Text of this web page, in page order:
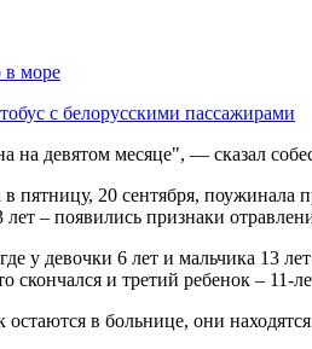
в море
с белорусскими пассажирами
девятом месяце", — сказал
пятницу, 20 сентября,
– появились признаки
у девочки 6 лет и мальчика 13
скончался и третий ребенок – 11-
в больнице, они